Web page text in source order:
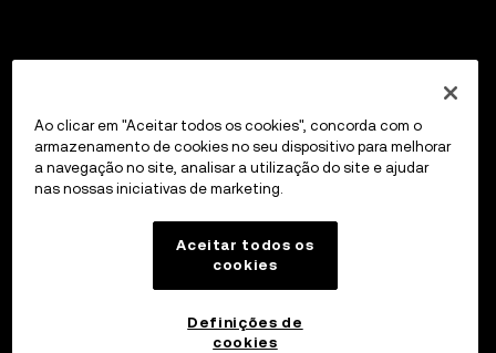
Ao clicar em "Aceitar todos os cookies", concorda com o
armazenamento de cookies no seu dispositivo para melhorar
a navegação no site, analisar a utilização do site e ajudar
nas nossas iniciativas de marketing.
Aceitar todos os
cookies
Definições de
cookies